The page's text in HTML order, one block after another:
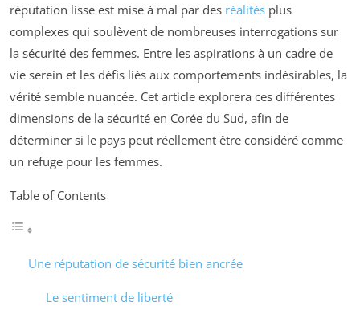
réputation lisse est mise à mal par des réalités plus
complexes qui soulèvent de nombreuses interrogations sur
la sécurité des femmes. Entre les aspirations à un cadre de
vie serein et les défis liés aux comportements indésirables, la
vérité semble nuancée. Cet article explorera ces différentes
dimensions de la sécurité en Corée du Sud, afin de
déterminer si le pays peut réellement être considéré comme
un refuge pour les femmes.
Table of Contents
Une réputation de sécurité bien ancrée
Le sentiment de liberté